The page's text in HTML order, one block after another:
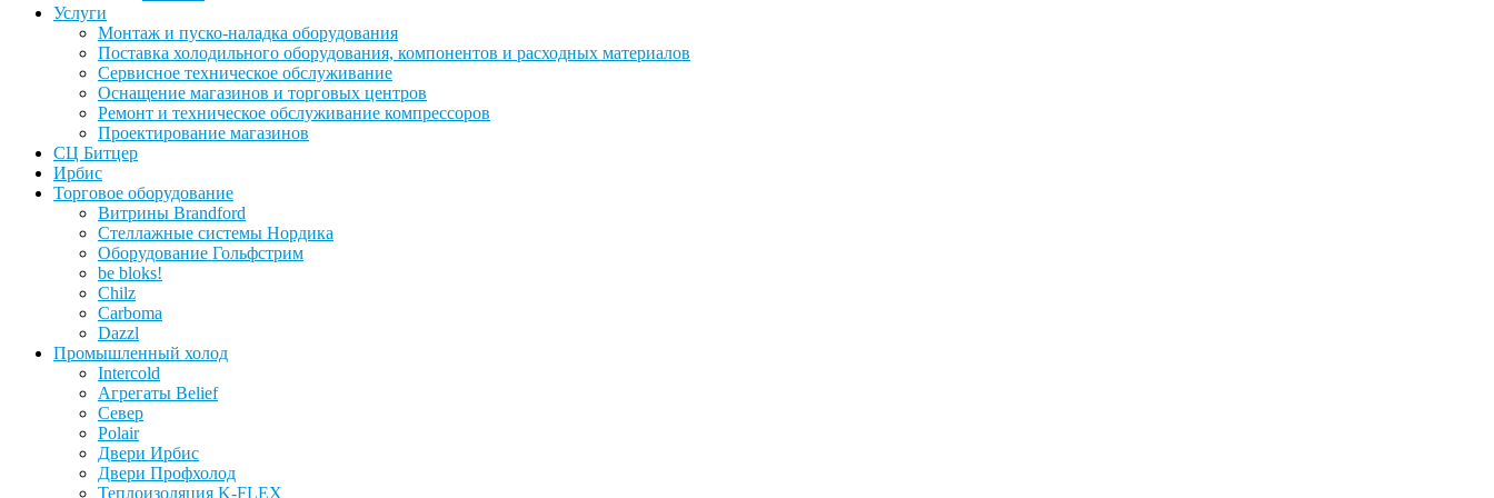
Услуги
Монтаж и пуско-наладка оборудования
Поставка холодильного оборудования, компонентов и расходных материалов
Сервисное техническое обслуживание
Оснащение магазинов и торговых центров
Ремонт и техническое обслуживание компрессоров
Проектирование магазинов
СЦ Битцер
Ирбис
Торговое оборудование
Витрины Brandford
Стеллажные системы Нордика
Оборудование Гольфстрим
be bloks!
Chilz
Carboma
Dazzl
Промышленный холод
Intercold
Агрегаты Belief
Север
Polair
Двери Ирбис
Двери Профхолод
Теплоизоляция K-FLEX